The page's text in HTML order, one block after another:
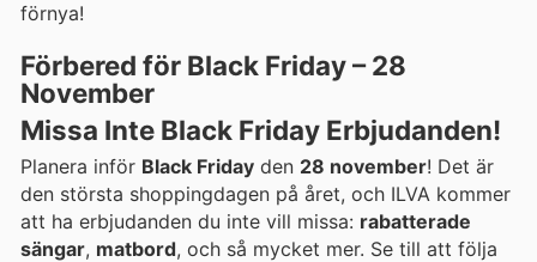
förnya!
Förbered för Black Friday – 28
November
Missa Inte Black Friday Erbjudanden!
Planera inför Black Friday den 28 november! Det är
den största shoppingdagen på året, och ILVA kommer
att ha erbjudanden du inte vill missa: rabatterade
sängar, matbord, och så mycket mer. Se till att följa